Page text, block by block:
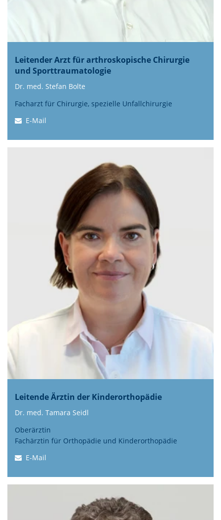
Leitender Arzt für arthroskopische Chirurgie
und Sporttraumatologie
Dr. med. Stefan Bolte
Facharzt für Chirurgie, spezielle Unfallchirurgie
E-Mail
Leitende Ärztin der Kinderorthopädie
Dr. med. Tamara Seidl
Oberärztin
Fachärztin für Orthopädie und Kinderorthopädie
E-Mail